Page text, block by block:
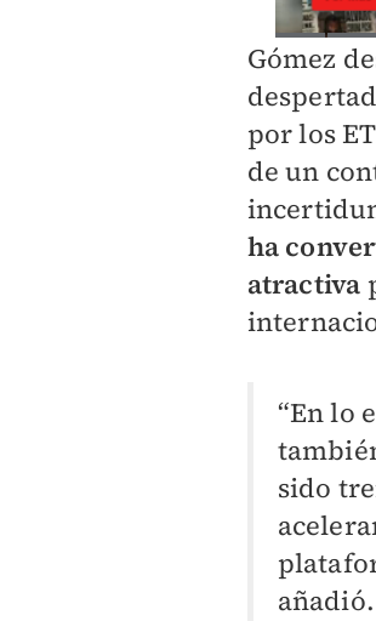
Gómez
por los
de un
ha
atractiva
“En lo
sido
añadió.